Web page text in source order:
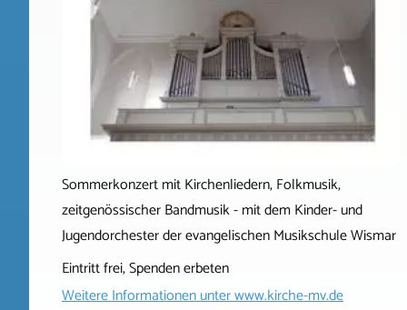
Sommerkonzert mit Kirchenliedern, Folkmusik,
zeitgenössischer Bandmusik - mit dem Kinder- und
Jugendorchester der evangelischen Musikschule Wismar
Eintritt frei, Spenden erbeten
Weitere Informationen unterwww.kirche-mv.de